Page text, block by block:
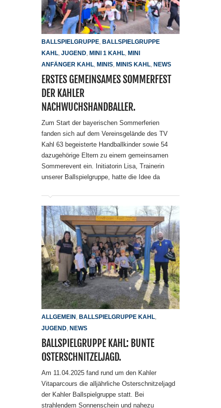
BALLSPIELGRUPPE BALLSPIELGRUPPE
KAHL JUGEND MINI 1 KAHL MINI
ANFÄNGER KAHL MINIS MINIS KAHL NEWS
ERSTES GEMEINSAMES SOMMERFEST
DER KAHLER
NACHWUCHSHANDBALLER.
Zum Start der bayerischen Sommerferien
fanden sich auf dem Vereinsgelände des TV
Kahl 63 begeisterte Handballkinder sowie 54
dazugehörige Eltern zu einem gemeinsamen
Sommerevent ein. Initiatorin Lisa, Trainerin
unserer Ballspielgruppe, hatte die Idee da
ALLGEMEIN , BALLSPIELGRUPPE KAHL,
JUGEND, NEWS
BALLSPIELGRUPPE KAHL: BUNTE
OSTERSCHNITZELJAGD.
Am 11.04.2025 fand rund um den Kahler
Vitaparcours die alljährliche Osterschnitzeljagd
der Kahler Ballspielgruppe statt. Bei
strahlendem Sonnenschein und nahezu